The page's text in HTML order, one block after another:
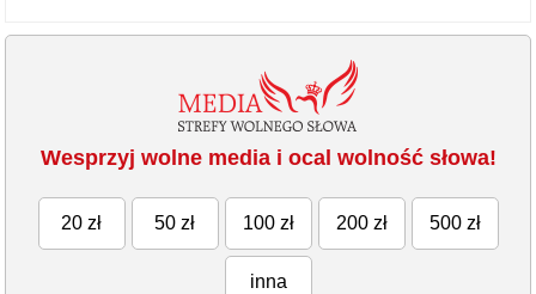
Wesprzyj wolne media i ocal wolność słowa!
20 zł 50 zł 100 zł 200 zł 500 zł
inna